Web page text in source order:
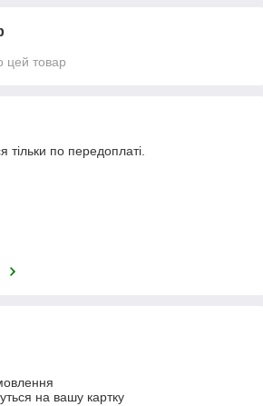
цей товар
тільки по передоплаті.
на вашу картку